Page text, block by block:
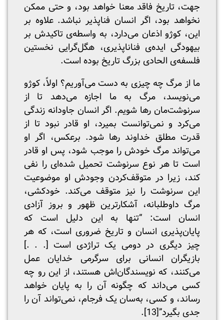
جهت، تاریخ فاقد معنا خواهد بود، و حتی ممکن
نخواهد بود، اگر انسان فناپذیر نباشد. علاوه بر
این، کوژو اذعان می‌دارد، به واسطه‌ی تاکیدش بر
بیهودگی ایده‌ی فناناپذیری، هگل‌گرایی نخستین
فلسفه‌ی الحادی بزرگ تاریخ بوده است.
ما از مرگ چه چیزی به دست می‌آوریم؟ اولاً، کوژو
می‌نویسد، مرگ به ما اجازه می‌دهد تا از
سرنوشت‌مان رها شویم. اگر انسان جاودانه زندگی
می‌کرد و نمی‌توانست بمیرد، او قادر نبود تا از
قدرت مطلق خداوند رها شود. برعکس، اگر او
می‌تواند مرگ خودش را موجب شود، پس او قادر
است تا هر نوع سرنوشت تحمیل شده‌ای را نفی
کند، زیرا در متوقف‌کردن وجودش او موضوعیت
این سرنوشت را نیز متوقف می‌کند. خودکشی،
مرگ داوطلبانه، آشکارترین ظهور و بروز آزادی
انسان است: “تنها به این دلیل است که
پایان‌پذیری انسان و تاریخ ضروری است، که هر
چیز دیگری در دومی یک تراژدی است [. . .]
بازیگران انسانی برای سرگرمی خدایان عمل
می‌کنند، که نویسندگان‌اش هستند، از این رو چه
کسی می‌داند که چگونه آن را به پایان خواهد
رساند، و کسی، به‌سان یک فرجام، نمی‌تواند آن را
جدی بگیرد”[13]
.